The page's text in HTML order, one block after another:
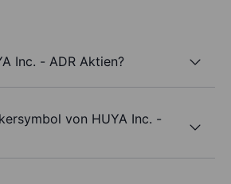
Inc. - ADR Aktien?
von HUYA Inc. -